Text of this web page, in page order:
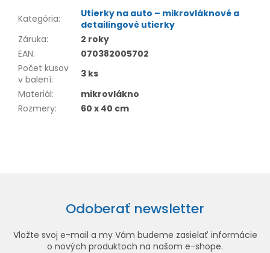
Kategória:
Utierky na auto – mikrovláknové a
detailingové utierky
Záruka:
2 roky
EAN:
070382005702
Počet kusov
v balení:
3 ks
Materiál:
mikrovlákno
Rozmery: 60 x 40 cm
Odoberať newsletter
Vložte svoj e-mail a my Vám budeme zasielať informácie
o nových produktoch na našom e-shope.